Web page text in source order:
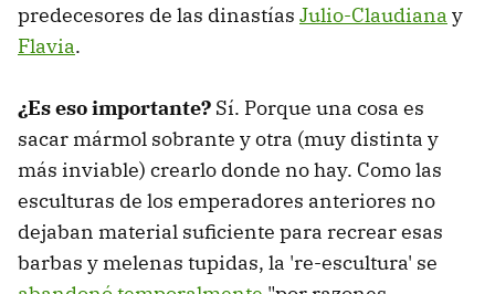
predecesores de las dinastías Julio-Claudiana y
Flavia.
¿Es eso importante? Sí. Porque una cosa es
sacar mármol sobrante y otra (muy distinta y
más inviable) crearlo donde no hay. Como las
esculturas de los emperadores anteriores no
dejaban material suficiente para recrear esas
barbas y melenas tupidas, la 're-escultura' se